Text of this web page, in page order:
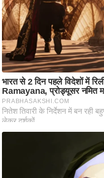
यि
क
मा
तृ
भू
मि
स्तं
भ
ए